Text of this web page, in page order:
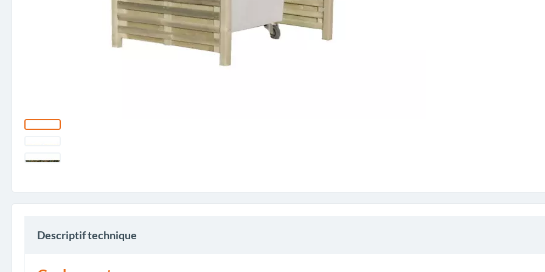
Descriptif technique